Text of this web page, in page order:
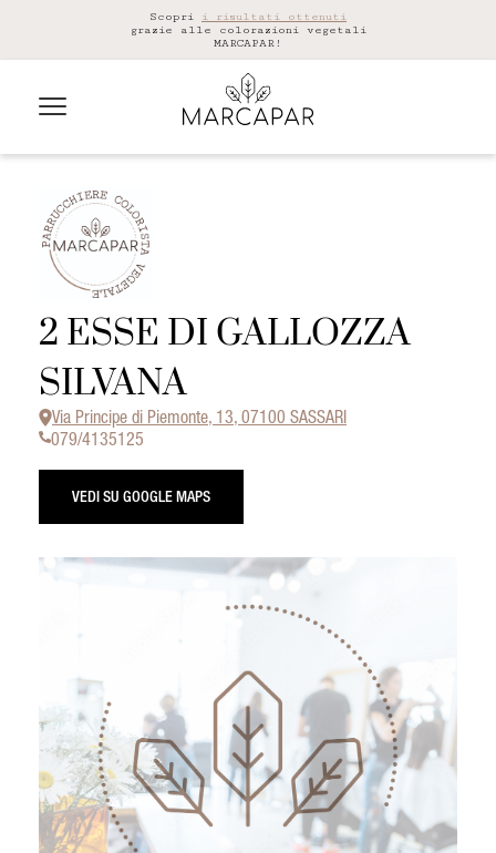
Scopri i risultati ottenuti
grazie alle colorazioni vegetali
MARCAPAR!
2 ESSE DI GALLOZZA
SILVANA
Via Principe di Piemonte, 13, 07100 SASSARI
079/4135125
VEDI SU GOOGLE MAPS